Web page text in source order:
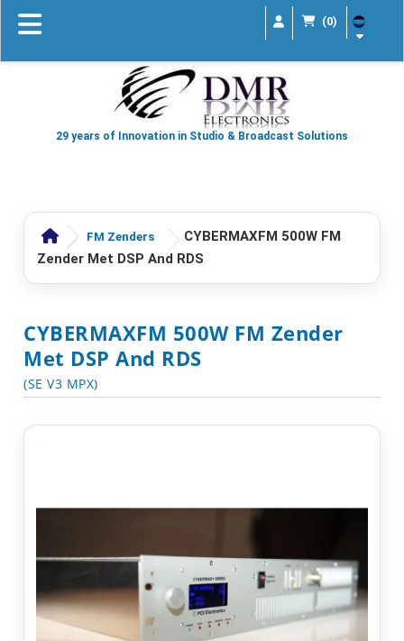
(0)
29 years of Innovation in Studio & Broadcast Solutions
FM Zenders
CYBERMAXFM 500W FM
Zender Met DSP And RDS
CYBERMAXFM 500W FM Zender
Met DSP And RDS
(SE V3 MPX)